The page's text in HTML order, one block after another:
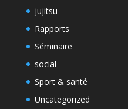
jujitsu
Rapports
Séminaire
social
Sport & santé
Uncategorized